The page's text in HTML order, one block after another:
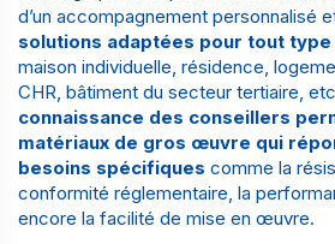
d’un accompagnement personnalisé
solutions adaptées pour tout
maison individuelle, résidence,
CHR , bâtiment du secteur tertiaire,
connaissance des conseillers
matériaux de gros œuvre qui
besoins spécifiques comme la
conformité réglementaire, la
encore la facilité de mise en œuvre.